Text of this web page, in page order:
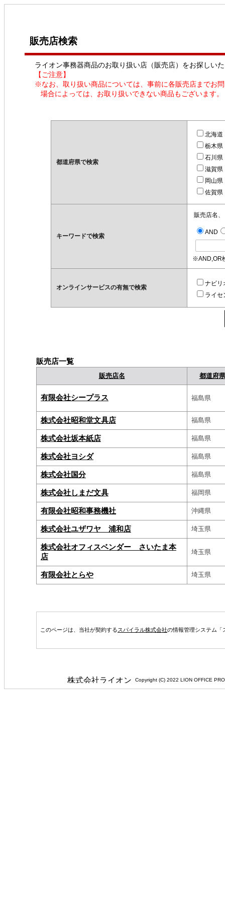
販売店検索
ライオン事務器商品のお取り扱い店（販売店）をお探しい
【ご注意】
※なお、取り扱い商品については、事前に各販売店までお
場合によっては、お取り扱いできない商品もございます。
都道府県で検索
北海道
栃木県
石川県
滋賀県
岡山県
佐賀県
キーワードで検索
販売店名
AND
※AND,OR
オンラインサービスの有無で検索
ナビリ
ライセ
販売店一覧
販売店名 都道府県
有限会社シープラス 福島県
株式会社昭和堂文具店 福島県
株式会社坂本紙店 福島県
株式会社ヨシダ 福島県
株式会社国分 福島県
株式会社しまだ文具 福岡県
有限会社昭和事務機社 沖縄県
株式会社ユザワヤ 浦和店 埼玉県
株式会社オフィスベンダー さいたま本
店
埼玉県
有限会社とらや 埼玉県
このページは、当社が契約するスパイラル株式会社の情報管理システム「
Copyright (C) 2022 LION OFFICE